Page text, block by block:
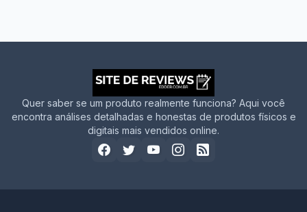
Quer saber se um produto realmente funciona? Aqui você
encontra análises detalhadas e honestas de produtos físicos e
digitais mais vendidos online.